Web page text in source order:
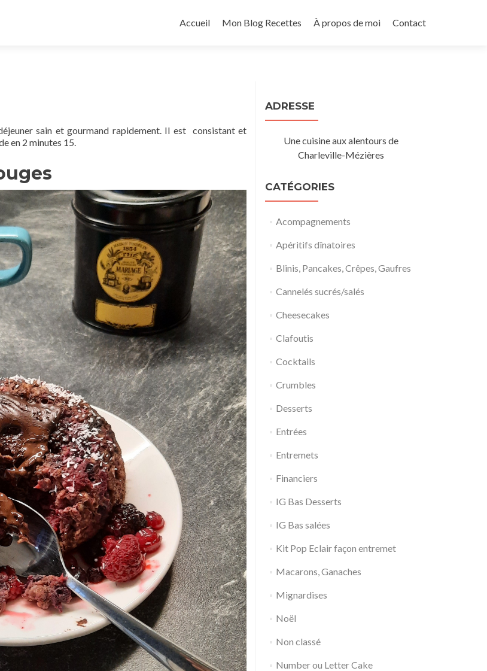
au
Accueil Mon Blog Recettes À propos de moi Contact
sain et gourmand rapidement. Il est consistant et
en 2 minutes 15.
ADRESSE
Une cuisine aux alentours de
Charleville-Mézières
CATÉGORIES
Acompagnements
Apéritifs dînatoires
Blinis, Pancakes, Crêpes, Gaufres
Cannelés sucrés/salés
Cheesecakes
Clafoutis
Cocktails
Crumbles
Desserts
Entrées
Entremets
Financiers
IG Bas Desserts
IG Bas salées
Kit Pop Eclair façon entremet
Macarons, Ganaches
Mignardises
Noël
Non classé
Number ou Letter Cake